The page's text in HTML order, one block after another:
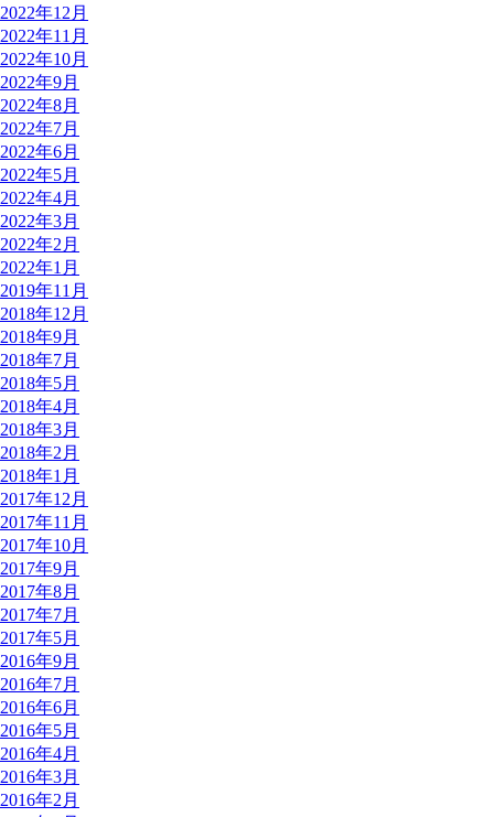
2022年12月
2022年11月
2022年10月
2022年9月
2022年8月
2022年7月
2022年6月
2022年5月
2022年4月
2022年3月
2022年2月
2022年1月
2019年11月
2018年12月
2018年9月
2018年7月
2018年5月
2018年4月
2018年3月
2018年2月
2018年1月
2017年12月
2017年11月
2017年10月
2017年9月
2017年8月
2017年7月
2017年5月
2016年9月
2016年7月
2016年6月
2016年5月
2016年4月
2016年3月
2016年2月